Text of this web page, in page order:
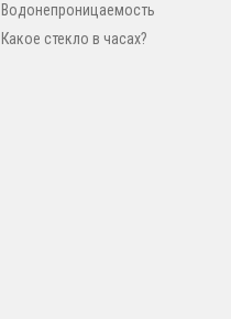
Водонепроницаемость
Какое стекло в часах?